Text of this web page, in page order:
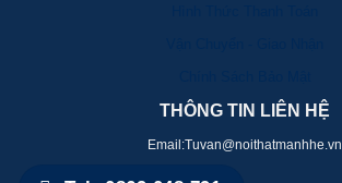
THÔNG TIN LIÊN HỆ
Email:Tuvan@noithatmanhhe.vn